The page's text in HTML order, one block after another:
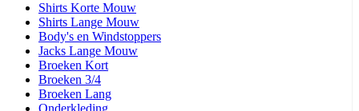
Shirts Korte Mouw
Shirts Lange Mouw
Body's en Windstoppers
Jacks Lange Mouw
Broeken Kort
Broeken 3/4
Broeken Lang
Onderkleding